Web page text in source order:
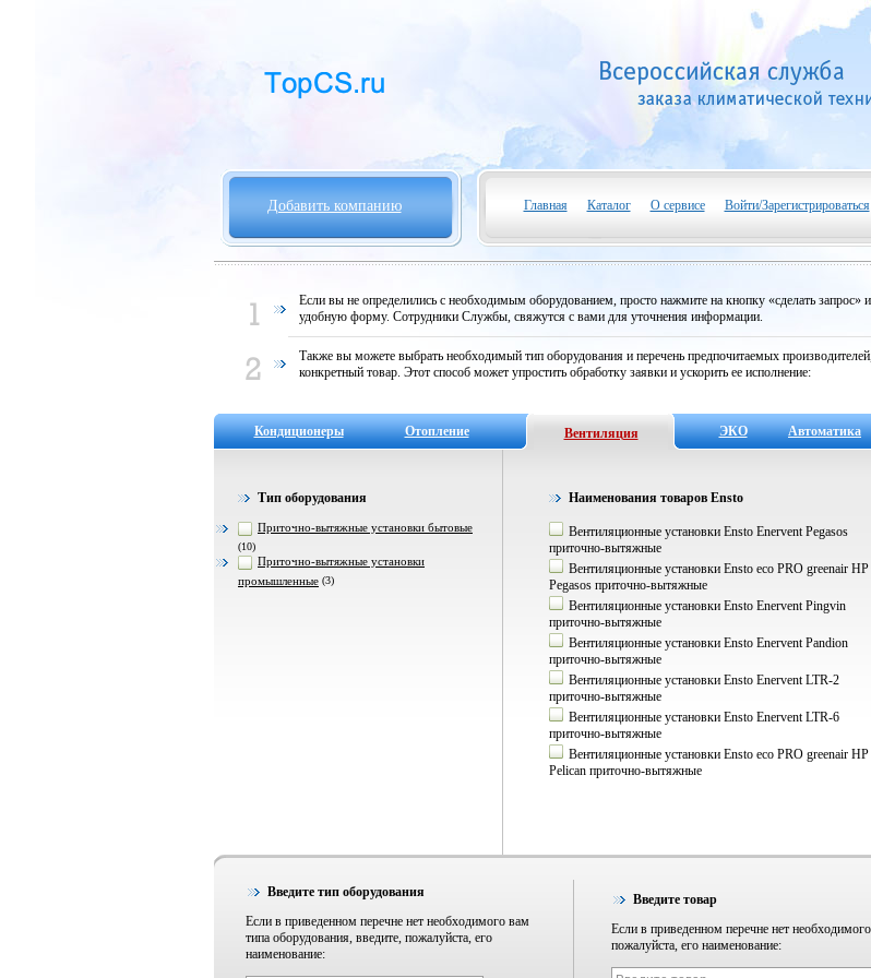
Добавить компанию Главная Каталог О сервисе Войти/Зарегистрироваться
Если вы не определились с необходимым оборудованием, просто нажмите на кнопку «сделать запрос»
удобную форму. Сотрудники Службы, свяжутся с вами для уточнения информации.
Также вы можете выбрать необходимый тип оборудования и перечень предпочитаемых
конкретный товар. Этот способ может упростить обработку заявки и ускорить ее исполнение:
Кондиционеры Отопление Вентиляция ЭКО Автоматика
Тип оборудования
Приточно-вытяжные установки бытовые
(10)
Приточно-вытяжные установки
промышленные (3)
Наименования товаров Ensto
Вентиляционные установки Ensto Enervent Pegasos
приточно-вытяжные
Вентиляционные установки Ensto eco PRO greenair HP
Pegasos приточно-вытяжные
Вентиляционные установки Ensto Enervent Pingvin
приточно-вытяжные
Вентиляционные установки Ensto Enervent Pandion
приточно-вытяжные
Вентиляционные установки Ensto Enervent LTR-2
приточно-вытяжные
Вентиляционные установки Ensto Enervent LTR-6
приточно-вытяжные
Вентиляционные установки Ensto eco PRO greenair HP
Pelican приточно-вытяжные
Введите тип оборудования
Если в приведенном перечне нет необходимого вам
типа оборудования, введите, пожалуйста, его
наименование:
Введите товар
Если в приведенном перечне нет
пожалуйста, его наименование: